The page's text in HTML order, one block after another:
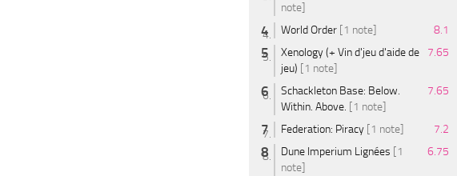
note]
World Order [1 note]
8.1
Xenology (+ Vin d'jeu d'aide de
jeu) [1 note]
7.65
Schackleton Base: Below.
Within. Above. [1 note]
7.65
Federation: Piracy [1 note]
7.2
Dune Imperium Lignées [1
note]
6.75